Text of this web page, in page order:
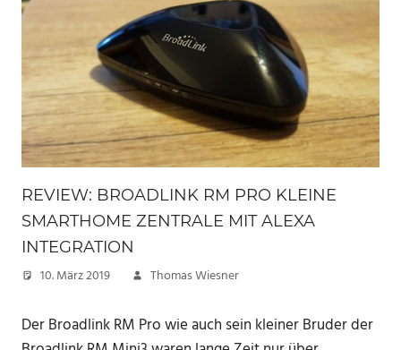
REVIEW: BROADLINK RM PRO KLEINE
SMARTHOME ZENTRALE MIT ALEXA
INTEGRATION
10. März 2019 Thomas Wiesner
Der Broadlink RM Pro wie auch sein kleiner Bruder der